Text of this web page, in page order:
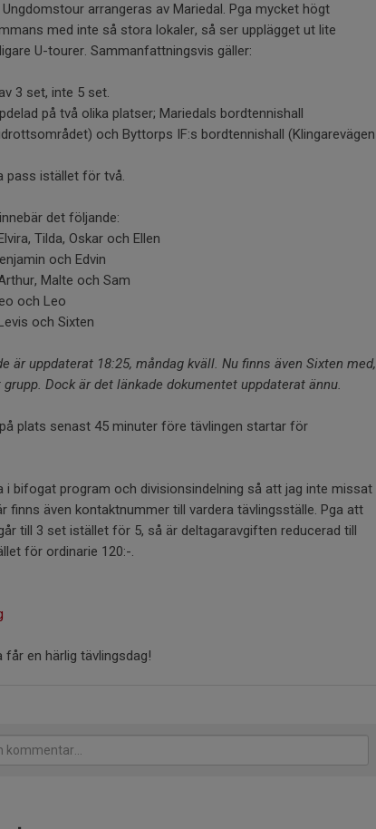
arrangeras av Mariedal. Pga mycket högt
med inte så stora lokaler, så ser upplägget ut lite
U-tourer. Sammanfattningsvis gäller:
3 set, inte 5 set.
på två olika platser; Mariedals bordtennishall
och Byttorps IF:s bordtennishall (Klingarevägen
pass istället för två.
det följande:
Tilda, Oskar och Ellen
och Edvin
Malte och Sam
och Leo
och Sixten
är uppdaterat 18:25, måndag kväll. Nu finns även Sixten med,
Dock är det länkade dokumentet uppdaterat ännu.
plats senast 45 minuter före tävlingen startar för
i bifogat program och divisionsindelning så att jag inte missat
finns även kontaktnummer till vardera tävlingsställe. Pga att
till 3 set istället för 5, så är deltagaravgiften reducerad till
för ordinarie 120:-.
får en härlig tävlingsdag!